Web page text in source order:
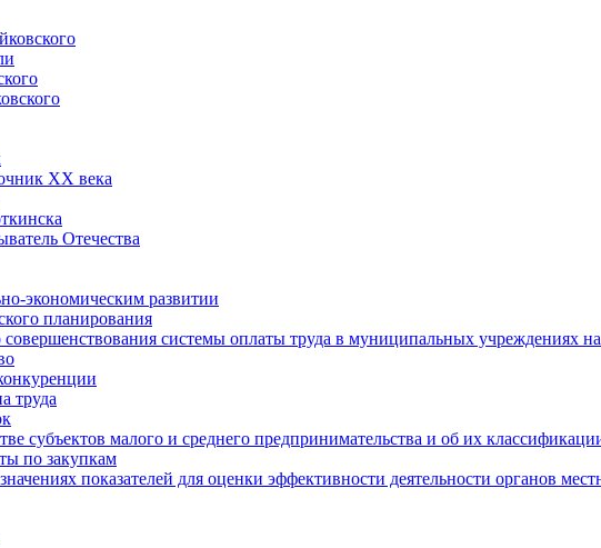
XX века
Отечества
экономическим развитии
планирования
системы оплаты труда в муниципальных учреждениях
труда
субъектов малого и среднего предпринимательства и об их
по закупкам
показателей для оценки эффективности деятельности органов